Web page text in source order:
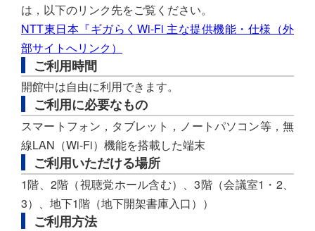
は，以下のリンク先をご覧ください。
NTT東日本『ギガらくWi-Fi 主な提供機能・仕様（外
部サイトへリンク）
ご利用時間
開館中は自由に利用できます。
ご利用に必要なもの
スマートフォン，タブレット，ノートパソコン等，無
線LAN（Wi-Fi）機能を搭載した端末
ご利用いただける場所
1階、2階（視聴覚ホール含む）、3階（会議室1・2、
3）、地下1階（地下開架書庫入口））
ご利用方法